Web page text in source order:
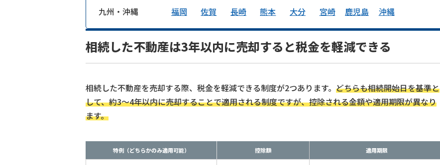
九州・沖縄 福岡 佐賀 長崎 熊本 大分 宮崎 鹿児島 沖縄
相続した不動産は3年以内に売却すると税金を軽減できる
相続した不動産を売却する際、税金を軽減できる制度が2つあります。 どちらも相続開始日を基準と
して、約3〜4年以内に売却することで適用される制度ですが、控除される金額や適用期限が異なり
ます。
特例（どちらかのみ適用可能） 控除額 適用期限